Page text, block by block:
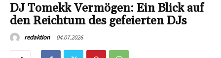
DJ Tomekk Vermögen: Ein Blick auf
den Reichtum des gefeierten DJs
redaktion 04.07.2026